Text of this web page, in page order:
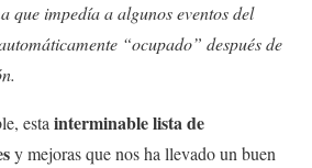
que impedía a algunos eventos del
“ocupado” después de
estainterminable lista de
y mejoras que nos ha llevado un buen